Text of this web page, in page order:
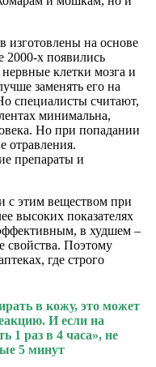
изготовлены на основе
х появились
клетки мозга и
заменять его на
специалисты считают,
минимальна,
Но при попадании
отравления.
препараты и
с этим веществом при
высоких показателях
в худшем –
свойства. Поэтому
где строго
в кожу, это может
И если на
1 раз в 4 часа», не
5 минут